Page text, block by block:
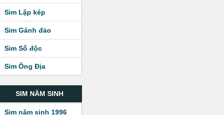
Sim Lặp kép
Sim Gánh đảo
Sim Số độc
Sim Ông Địa
SIM NĂM SINH
Sim năm sinh 1996